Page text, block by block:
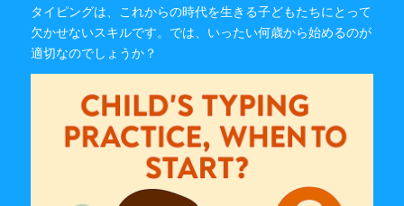
タイピングは、これからの時代を生きる子どもたちにとって
欠かせないスキルです。では、いったい何歳から始めるのが
適切なのでしょうか？